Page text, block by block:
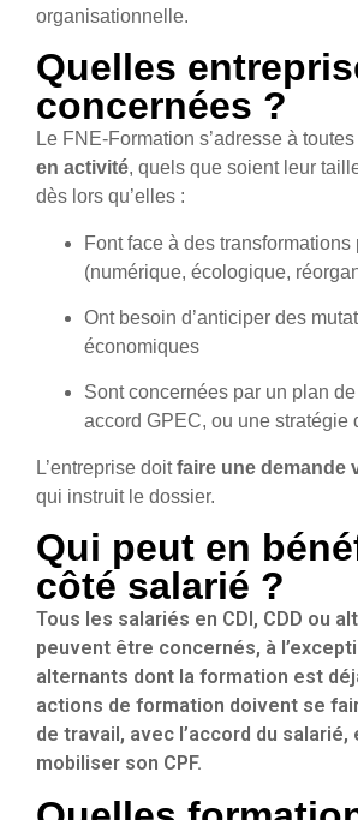
organisationnelle.
Quelles
concernées ?
Le FNE-Formation s’adresse à
en activité, quels que soient leur
dès lors qu’elles :
Font face à des transformations
(numérique, écologique,
Ont besoin d’anticiper des
économiques
Sont concernées par un plan
accord GPEC, ou une stratégie
L’entreprise doitfaire une demande
qui instruit le dossier.
Qui peut en
côté salarié ?
Tous les salariés en CDI, CDD ou
peuvent être concernés, à
alternants dont la formation est
actions de formation doivent se
de travail, avec l’accord du salarié,
mobiliser son CPF.